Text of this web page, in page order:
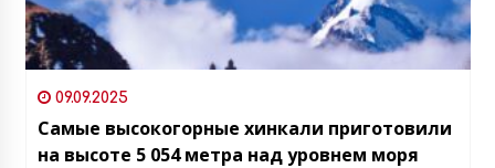
09.09.2025
Самые высокогорные хинкали приготовили
на высоте 5 054 метра над уровнем моря